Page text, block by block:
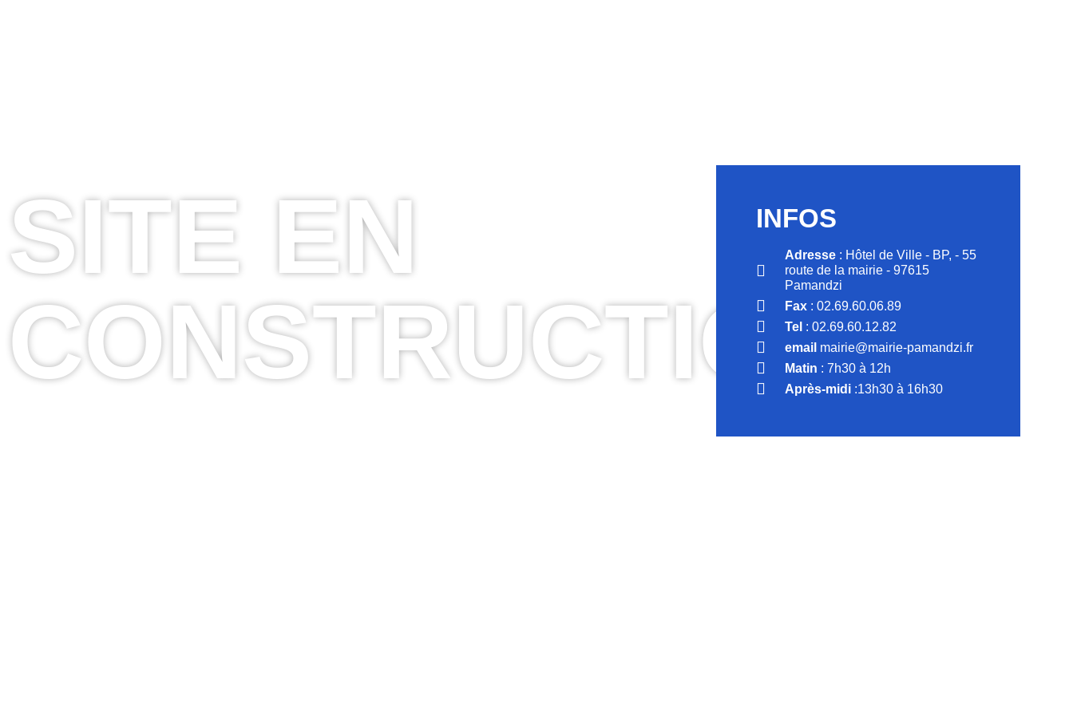
SITE EN
CONSTRUCTION
INFOS
Adresse : Hôtel de Ville - BP, - 55
route de la mairie - 97615
Pamandzi
Fax : 02.69.60.06.89
Tel : 02.69.60.12.82
email mairie@mairie-pamandzi.fr
Matin : 7h30 à 12h
Après-midi :13h30 à 16h30